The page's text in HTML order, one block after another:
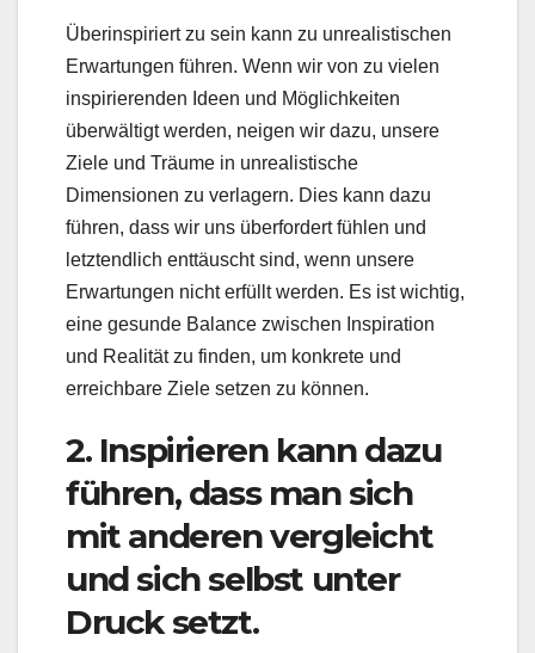
Überinspiriert zu sein kann zu unrealistischen
Erwartungen führen. Wenn wir von zu vielen
inspirierenden Ideen und Möglichkeiten
überwältigt werden, neigen wir dazu, unsere
Ziele und Träume in unrealistische
Dimensionen zu verlagern. Dies kann dazu
führen, dass wir uns überfordert fühlen und
letztendlich enttäuscht sind, wenn unsere
Erwartungen nicht erfüllt werden. Es ist wichtig,
eine gesunde Balance zwischen Inspiration
und Realität zu finden, um konkrete und
erreichbare Ziele setzen zu können.
2. Inspirieren kann dazu
führen, dass man sich
mit anderen vergleicht
und sich selbst unter
Druck setzt.